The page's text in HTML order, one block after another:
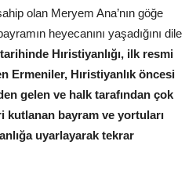
olan Meryem Ana’nın göğe
heyecanını yaşadığını dile
Hıristiyanlığı, ilk resmi
Ermeniler, Hıristiyanlık öncesi
gelen ve halk tarafından çok
kutlanan bayram ve yortuları
uyarlayarak tekrar